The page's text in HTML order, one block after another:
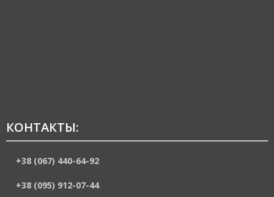
КОНТАКТЫ:
+38 (067) 440-64-92
+38 (095) 912-07-44